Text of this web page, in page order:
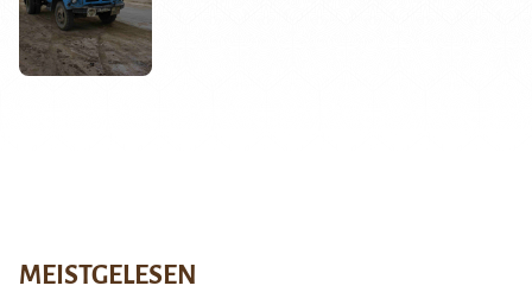
MEISTGELESEN